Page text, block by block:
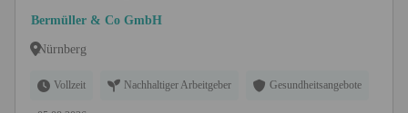
Außendienst
Bermüller & Co GmbH
Nürnberg
Vollzeit Nachhaltiger Arbeitgeber Gesundheitsangebote